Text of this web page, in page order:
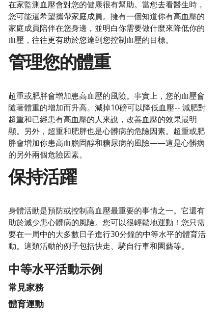
在家監測血壓會對您的健康很有幫助。當您去看醫生時，
您可能還希望攜帶家庭成員。擁有一個知道你有高血壓的
家庭成員陪伴在您身邊，並明白你需要做什麼來降低你的
血壓，往往更有助於您達到您控制血壓的目標。
管理您的體重
超重或肥胖會增加患高血壓的風險。事實上，您的血壓會
隨著體重的增加而升高。減掉10磅可以降低血壓-- 減肥對
超重和已經患有高血壓的人來說，改善血壓的效果最明
顯。另外，超重和肥胖也是心髒病的危險因素。超重或肥
胖會增加你患高血膽固醇和糖尿病的風險——這是心髒病
的另外兩個危險因素。
保持活躍
身體活動是預防或控制高血壓最重要的事情之一。它還有
助於減少患心髒病的風險。您可以很輕鬆地運動！您只需
要在一周中的大多數日子進行30分鐘的中等水平的體育活
動。這類活動的例子包括快走、騎自行車和園藝等。
中等水平活動示例
常見家務
體育運動